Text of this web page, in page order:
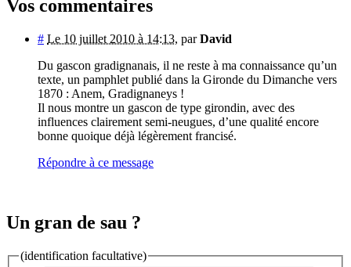
Vos commentaires
# Le 10 juillet 2010 à 14:13, parDavid
Du gascon gradignanais, il ne reste à ma connaissance qu’un
texte, un pamphlet publié dans la Gironde du Dimanche vers
1870 : Anem, Gradignaneys !
Il nous montre un gascon de type girondin, avec des
influences clairement semi-neugues, d’une qualité encore
bonne quoique déjà légèrement francisé.
Répondre à ce message
Un gran de sau ?
(identification facultative)